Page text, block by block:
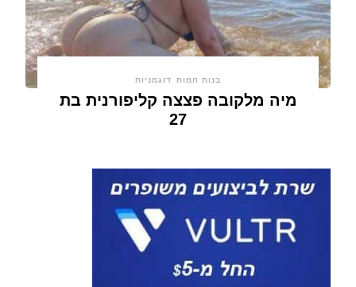
בנות חמות דוגמניות
מיה מלקובה פצצה קליפורנית בת
27